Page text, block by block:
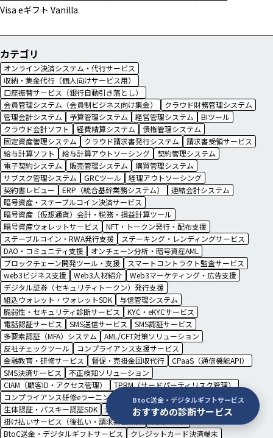
Visa eギフト Vanilla
BtoC送金・デジタルギフトサービス
おすすめの診断サービス
カテゴリ
オンライン決済システム・代行サービス
収納・集金代行（個人向けサービス用）
口座振替サービス（銀行自動引き落とし）
会員管理システム（会員制ビジネス向け集金）
クラウド財務管理システム
管理会計システム
予算管理システム 経営管理システム
BIツール
クラウド会計ソフト
経費精算システム
債権管理システム
固定資産管理システム
クラウド請求書発行システム
請求書受領サービス
給与計算ソフト
給与計算アウトソーシング
契約管理システム
電子契約システム
販売管理システム
購買管理システム
サブスク管理システム
GRCツール
経理アウトソーシング
契約書レビュー
ERP（統合基幹業務システム）
連結会計システム
暗号資産・ステーブルコイン決済サービス
暗号資産（仮想通貨）会計・税務・損益計算ツール
暗号資産ウォレットサービス
NFT・トークン発行・配布支援
ステーブルコイン・RWA発行支援
ステーキング・レンディングサービス
DAO・コミュニティ支援
オンチェーン分析・暗号資産AML
ブロックチェーン開発ツール・支援
スマートコントラクト監査サービス
web3ビジネス支援
Web3人材紹介
Web3マーケティング・広告支援
デジタル証券（セキュリティトークン）発行支援
組込ウォレット・ウォレットSDK
与信管理システム
脆弱性・セキュリティ診断サービス
KYC・eKYCサービス
電話認証サービス
SMS送信サービス
SMS認証サービス
多要素認証（MFA）システム
AML/CFT対策ソリューション
反社チェックツール
コンプライアンス支援サービス
金融教育・研修サービス
督促・売掛金回収代行
CPaaS（通信機能API）
SMS決済サービス
不正検知ソリューション
CIAM（顧客ID・アクセス管理）
TPRM（サードパーティリスク管理）
コンプライアンス研修eラーニング
規程管理システム
生体認証・パスキー認証SDK
法人向け海外送金サービス
掛け払いサービス（後払い・請求書払い）
BtoC送金・デジタルギフトサービス
クレジットカード決済端末